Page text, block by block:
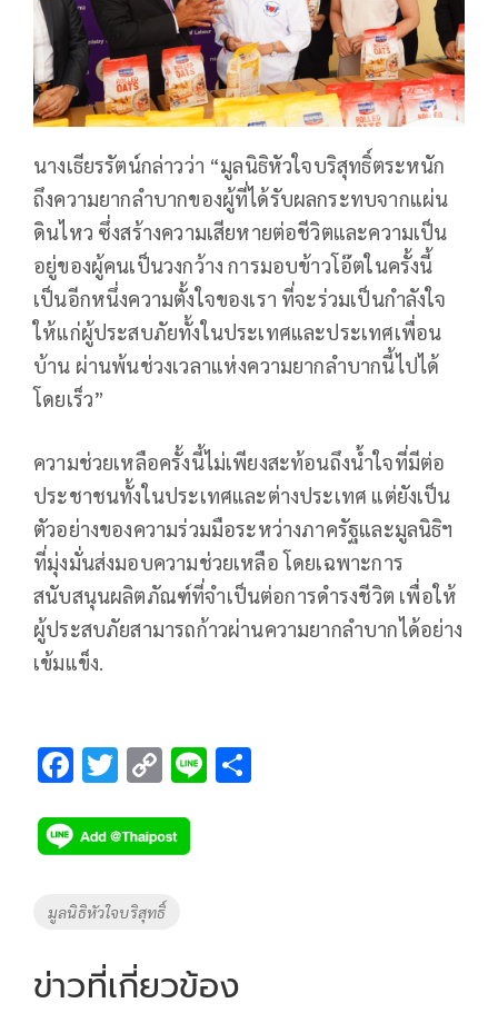
นางเธียรรัตน์กล่าวว่า “มูลนิธิหัวใจบริสุทธิ์ตระหนัก
ถึงความยากลำบากของผู้ที่ได้รับผลกระทบจากแผ่น
ดินไหว ซึ่งสร้างความเสียหายต่อชีวิตและความเป็น
อยู่ของผู้คนเป็นวงกว้าง การมอบข้าวโอ๊ตในครั้งนี้
เป็นอีกหนึ่งความตั้งใจของเรา ที่จะร่วมเป็นกำลังใจ
ให้แก่ผู้ประสบภัยทั้งในประเทศและประเทศเพื่อน
บ้าน ผ่านพ้นช่วงเวลาแห่งความยากลำบากนี้ไปได้
โดยเร็ว”
ความช่วยเหลือครั้งนี้ไม่เพียงสะท้อนถึงน้ำใจที่มีต่อ
ประชาชนทั้งในประเทศและต่างประเทศ แต่ยังเป็น
ตัวอย่างของความร่วมมือระหว่างภาครัฐและมูลนิธิฯ
ที่มุ่งมั่นส่งมอบความช่วยเหลือ โดยเฉพาะการ
สนับสนุนผลิตภัณฑ์ที่จำเป็นต่อการดำรงชีวิต เพื่อให้
ผู้ประสบภัยสามารถก้าวผ่านความยากลำบากได้อย่าง
เข้มแข็ง.
F
e
b
o
k
T
tt
er
C
p
y
Li
k
Li
Tags
มูลนิธิหัวใจบริสุทธิ์
ข่าวที่เกี่ยวข้อง